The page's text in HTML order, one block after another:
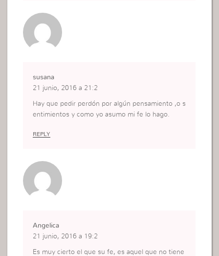
ue hacer lo que cierto para que yo sea libre de to
do lo que me esta amarando, solo así yo madurar
e en mi fe
susana
21 junio, 2016 a 21:2
Hay que pedir perdón por algún pensamiento ,o s
entimientos y como yo asumo mi fe lo hago.
REPLY
Angelica
21 junio, 2016 a 19:2
Es muy cierto el que su fe, es aquel que no tiene